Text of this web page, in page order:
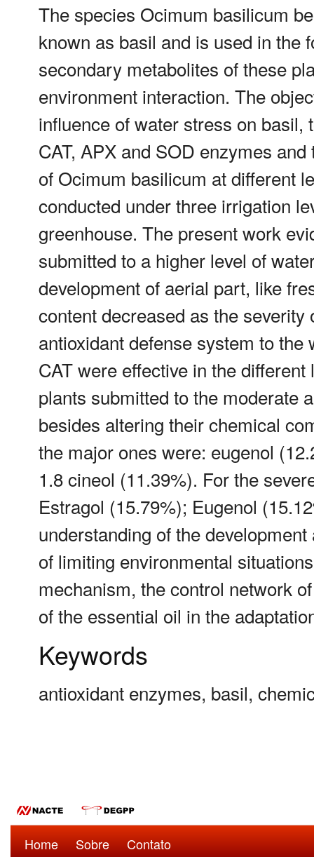
The species Ocimum basilicum
known as basil and is used in the
secondary metabolites of these
environment interaction. The
influence of water stress on basil,
CAT, APX and SOD enzymes
of Ocimum basilicum at different
conducted under three irrigation
greenhouse. The present work
submitted to a higher level of
development of aerial part, like
content decreased as the
antioxidant defense system to
CAT were effective in the
plants submitted to the moderate
besides altering their chemical
the major ones were: eugenol
1.8 cineol (11.39%). For the
Estragol (15.79%); Eugenol
understanding of the
of limiting environmental
mechanism, the control network
of the essential oil in the
Keywords
antioxidant enzymes, basil,
Home Sobre Contato